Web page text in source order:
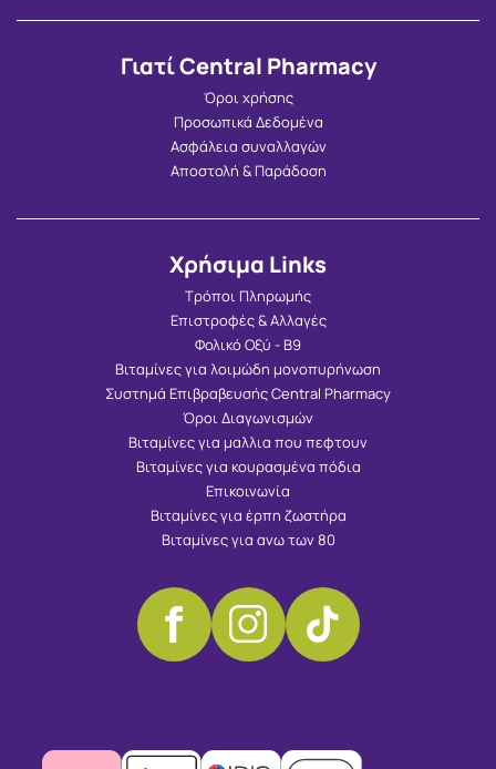
Γιατί Central Pharmacy
Όροι χρήσης
Προσωπικά Δεδομένα
Ασφάλεια συναλλαγών
Αποστολή & Παράδοση
Χρήσιμα Links
Τρόποι Πληρωμής
Επιστροφές & Αλλαγές
Φολικό Οξύ - Β9
Βιταμίνες για λοιμώδη μονοπυρήνωση
Συστημά Επιβραβευσής Central Pharmacy
Όροι Διαγωνισμών
Βιταμίνες για μαλλια που πεφτουν
Βιταμίνες για κουρασμένα πόδια
Επικοινωνία
Βιταμίνες για έρπη ζωστήρα
Βιταμίνες για ανω των 80